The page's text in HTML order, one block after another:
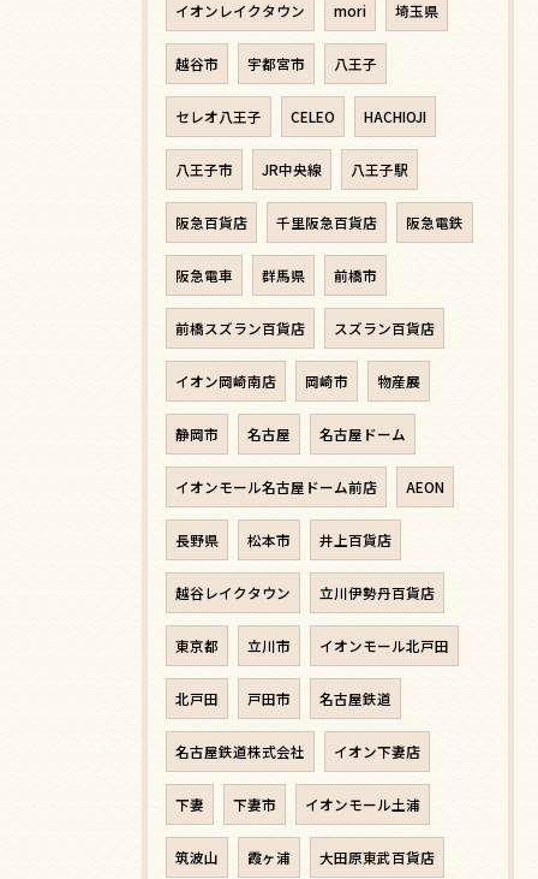
イオンレイクタウン mori 埼玉県
越谷市 宇都宮市 八王子
セレオ八王子 CELEO HACHIOJI
八王子市 JR中央線 八王子駅
阪急百貨店 千里阪急百貨店 阪急電鉄
阪急電車 群馬県 前橋市
前橋スズラン百貨店 スズラン百貨店
イオン岡崎南店 岡崎市 物産展
静岡市 名古屋 名古屋ドーム
イオンモール名古屋ドーム前店 AEON
長野県 松本市 井上百貨店
越谷レイクタウン 立川伊勢丹百貨店
東京都 立川市 イオンモール北戸田
北戸田 戸田市 名古屋鉄道
名古屋鉄道株式会社 イオン下妻店
下妻 下妻市 イオンモール土浦
筑波山 霞ヶ浦 大田原東武百貨店